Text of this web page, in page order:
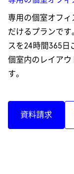
専用の個室オフ
だけるプランで
スを24時間365日
個室内のレイア
す。
資料請求